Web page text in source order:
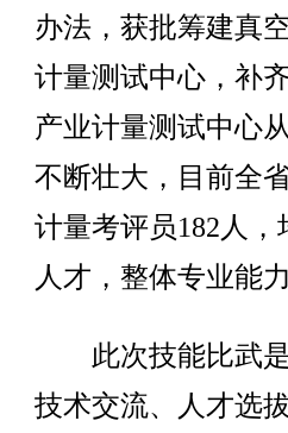
办法，获批筹建真
计量测试中心，补
产业计量测试中心
不断壮大，目前全
计量考评员182人
人才，整体专业能
此次技能比武是
技术交流、人才选